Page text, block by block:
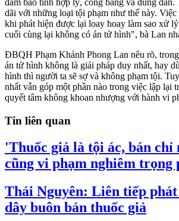
đảm bảo tính hợp lý, công bằng và đúng đắn.
dãi với những loại tội phạm như thế này. Việc
khi phát hiện được lại loay hoay làm sao xử
cuối cùng lại không có án tử hình", bà Lan
ĐBQH Phạm Khánh Phong Lan nêu rõ,
án tử hình không là giải pháp duy nhất, hay
hình thì người ta sẽ sợ và không phạm tội.
nhất vẫn góp một phần nào trong việc lập lại
quyết tâm không khoan nhượng với hành vi
Tin liên quan
'Thuốc giả là tội ác, bán chỉ
cũng vi phạm nghiêm trọng
Thái Nguyên: Liên tiếp
dây buôn bán thuốc giả